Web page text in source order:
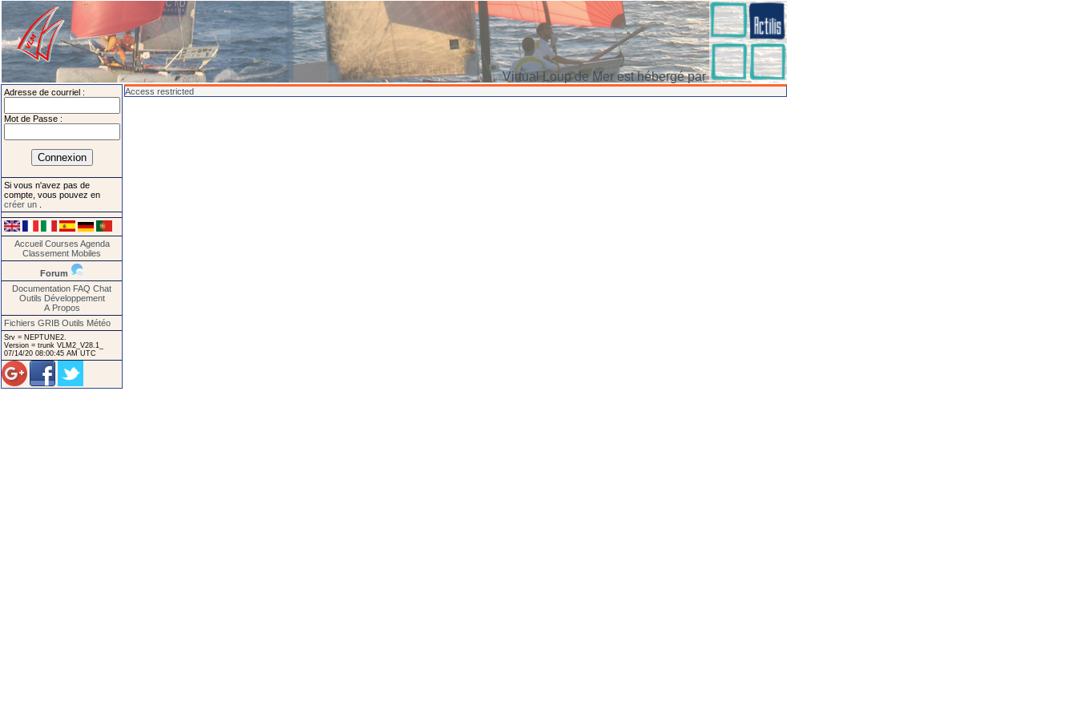
Virtual Loup de Mer est hébergé par
Adresse de courriel :
Mot de Passe :
Si vous n'avez pas de
compte, vous pouvez en
créer un
Accueil Courses Agenda
Classement Mobiles
Forum
Documentation FAQ Chat
Outils Développement
A Propos
Fichiers GRIB Outils Météo
Srv = NEPTUNE2.
Version = trunk VLM2_V28.1_
07/14/20 08:00:45 AM UTC
Access restricted